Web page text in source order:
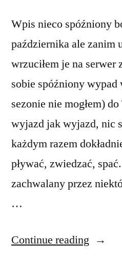
Wpis nieco spóźniony
października ale zanim
wrzuciłem je na serwer
sobie spóźniony
sezonie nie mogłem)
wyjazd jak wyjazd, nic
każdym razem
pływać, zwiedzać,
zachwalany przez
…
Continue reading